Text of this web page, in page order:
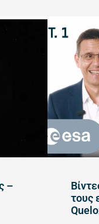
–
τους